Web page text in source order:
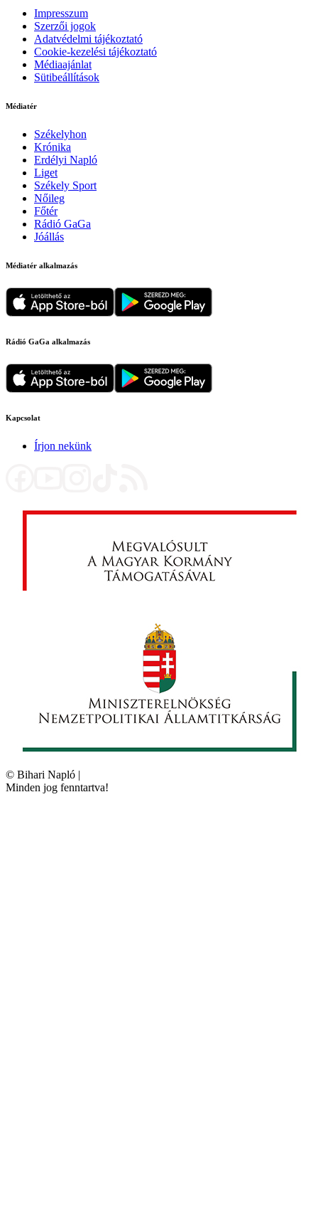
Impresszum
Szerzői jogok
Adatvédelmi tájékoztató
Cookie-kezelési tájékoztató
Médiaajánlat
Sütibeállítások
Médiatér
Székelyhon
Krónika
Erdélyi Napló
Liget
Székely Sport
Nőileg
Főtér
Rádió GaGa
Jóállás
Médiatér alkalmazás
Rádió GaGa alkalmazás
Kapcsolat
Írjon nekünk
© Bihari Napló |
Minden jog fenntartva!